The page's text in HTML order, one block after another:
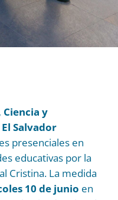
y
Salvador
presenciales en
educativas por la
Cristina. La medida
10 de junio en